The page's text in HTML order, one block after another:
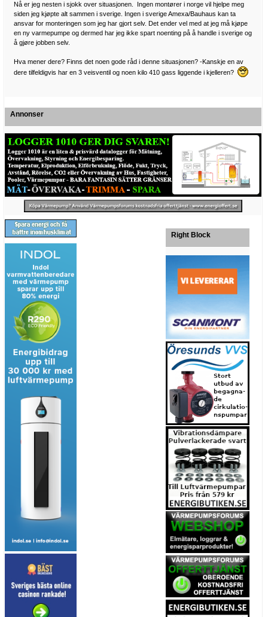
Nå er jeg nesten i sjokk over situasjonen. Ingen montører i norge vil hjelpe meg
siden jeg kjøpte alt sammen i sverige. Ingen i sverige Amexa/Bauhaus kan ta
ansvar for monteringen som jeg har gjort selv. Det ender vel med at jeg må kjøpe
en ny varmepumpe og dermed har jeg ikke spart noenting på å handle i sverige og
å gjøre jobben selv.
Hva mener dere? Finns det noen gode råd i denne situasjonen? -Kanskje en av
dere tilfeldigvis har en 3 veisventil og noen kilo 410 gass liggende i kjelleren?
Annonser
Right Block